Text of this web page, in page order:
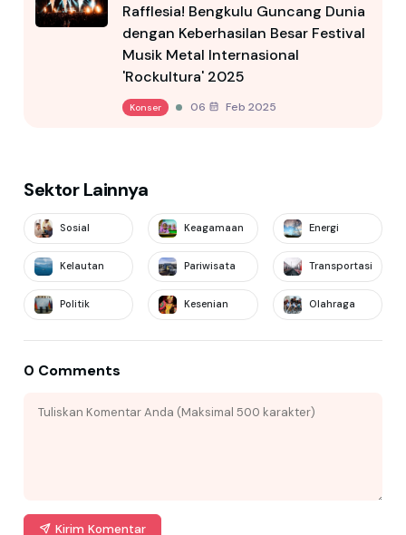
Rafflesia! Bengkulu Guncang Dunia
dengan Keberhasilan Besar Festival
Musik Metal Internasional
'Rockultura' 2025
Konser 06 Feb 2025
Sektor Lainnya
Sosial Keagamaan Energi
Kelautan Pariwisata Transportasi
Politik Kesenian Olahraga
0 Comments
Kirim Komentar